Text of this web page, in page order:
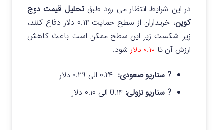
در این شرایط انتظار می رود طبقتحلیل قیمت دوج
کوین
، خریداران از سطح حمایت ۰.۱۴ دلار دفاع کنند،
زیرا شکست زیر این سطح ممکن است باعث کاهش
ارزش آن تا ۰.۱۰ دلار شود.
? سناریو صعودی:
? سناریو نزولی: